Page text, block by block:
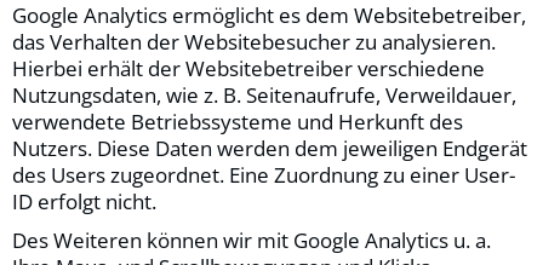
Google Analytics ermöglicht es dem Websitebetreiber,
das Verhalten der Websitebesucher zu analysieren.
Hierbei erhält der Websitebetreiber verschiedene
Nutzungsdaten, wie z. B. Seitenaufrufe, Verweildauer,
verwendete Betriebssysteme und Herkunft des
Nutzers. Diese Daten werden dem jeweiligen Endgerät
des Users zugeordnet. Eine Zuordnung zu einer User-
ID erfolgt nicht.
Des Weiteren können wir mit Google Analytics u. a.